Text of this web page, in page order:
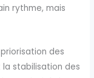
rythme, mais
des
la stabilisation des